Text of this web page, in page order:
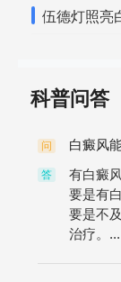
伍德灯照亮
科普问答
问 白癜风
答
有白癜
要是有
要是不
治疗。...